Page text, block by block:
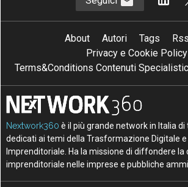
About Autori Tags
Privacy e Cookie Policy
Terms&Conditions Contenuti
Nextwork360 è il più grande network in Italia
dedicati ai temi della Trasformazione Digitale e
Imprenditoriale. Ha la missione di diffondere la
imprenditoriale nelle imprese e pubbliche